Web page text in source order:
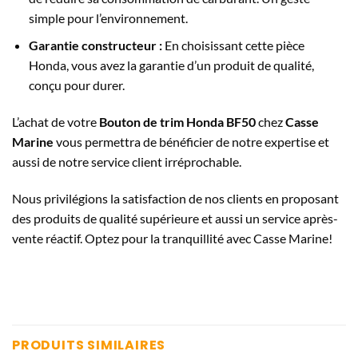
simple pour l’environnement.
Garantie constructeur :En choisissant cette pièce
Honda, vous avez la garantie d’un produit de qualité,
conçu pour durer.
L’achat de votre Bouton de trim Honda BF50chezCasse
Marine vous permettra de bénéficier de notre expertise et
aussi de notre service client irréprochable.
Nous privilégions la satisfaction de nos clients en proposant
des produits de qualité supérieure et aussi un service après-
vente réactif. Optez pour la tranquillité avec Casse Marine!
PRODUITS SIMILAIRES